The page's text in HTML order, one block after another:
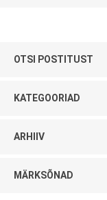
OTSI POSTITUST
KATEGOORIAD
ARHIIV
MÄRKSÕNAD